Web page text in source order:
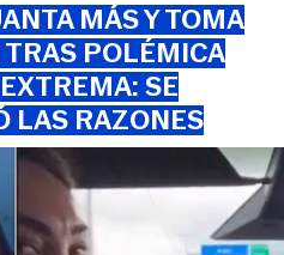
MÁS Y TOMA
POLÉMICA
SE
LAS RAZONES